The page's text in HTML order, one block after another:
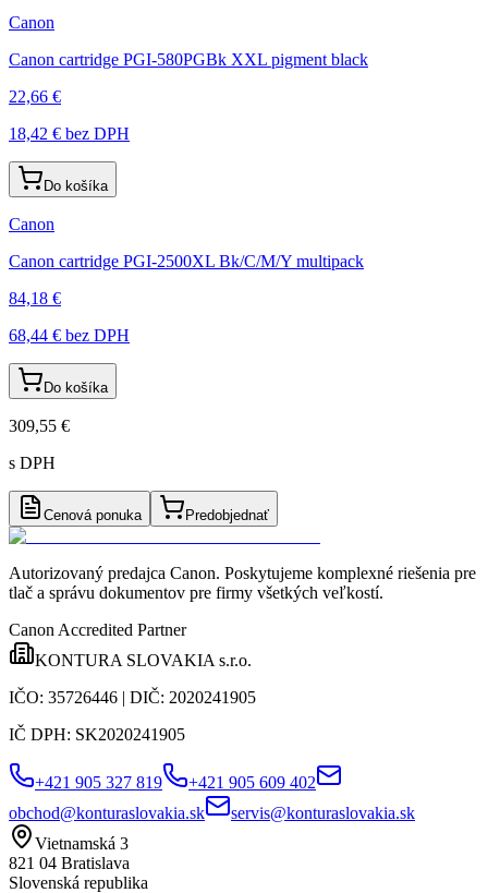
Canon
Canon cartridge PGI-580PGBk XXL pigment black
22,66 €
18,42 € bez DPH
Do košíka
Canon
Canon cartridge PGI-2500XL Bk/C/M/Y multipack
84,18 €
68,44 € bez DPH
Do košíka
309,55 €
s DPH
Cenová ponuka Predobjednať
Autorizovaný predajca Canon. Poskytujeme komplexné riešenia pre
tlač a správu dokumentov pre firmy všetkých veľkostí.
Canon Accredited Partner
KONTURA SLOVAKIA s.r.o.
IČO: 35726446 | DIČ: 2020241905
IČ DPH: SK2020241905
+421 905 327 819
+421 905 609 402
obchod@konturaslovakia.sk
servis@konturaslovakia.sk
Vietnamská 3
821 04 Bratislava
Slovenská republika